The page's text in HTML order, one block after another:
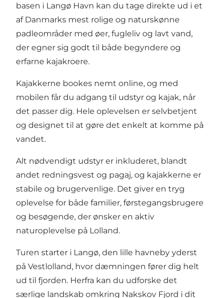
basen i Langø Havn kan du tage direkte ud i et
af Danmarks mest rolige og naturskønne
padleområder med øer, fugleliv og lavt vand,
der egner sig godt til både begyndere og
erfarne kajakroere.
Kajakkerne bookes nemt online, og med
mobilen får du adgang til udstyr og kajak, når
det passer dig. Hele oplevelsen er selvbetjent
og designet til at gøre det enkelt at komme på
vandet.
Alt nødvendigt udstyr er inkluderet, blandt
andet redningsvest og pagaj, og kajakkerne er
stabile og brugervenlige. Det giver en tryg
oplevelse for både familier, førstegangsbrugere
og besøgende, der ønsker en aktiv
naturoplevelse på Lolland.
Turen starter i Langø, den lille havneby yderst
på Vestlolland, hvor dæmningen fører dig helt
ud til fjorden. Herfra kan du udforske det
særlige landskab omkring Nakskov Fjord i dit